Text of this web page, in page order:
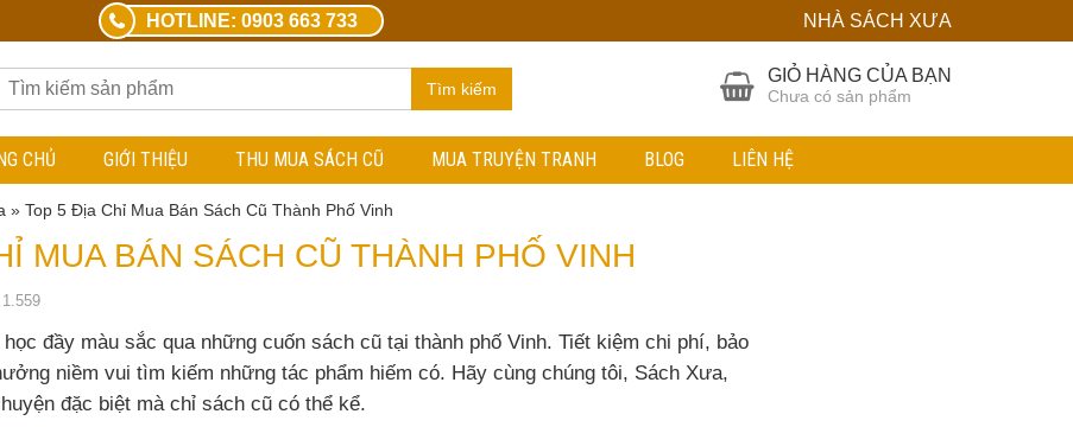
HOTLINE: 0903 663 733 NHÀ SÁCH XƯA
Tìm kiếm
GIỎ HÀNG CỦA BẠN
Chưa có sản phẩm
CHỦ GIỚI THIỆU THU MUA SÁCH CŨ MUA TRUYỆN TRANH BLOG LIÊN HỆ
» Top 5 Địa Chỉ Mua Bán Sách Cũ Thành Phố Vinh
MUA BÁN SÁCH CŨ THÀNH PHỐ VINH
1.559
đầy màu sắc qua những cuốn sách cũ tại thành phố Vinh. Tiết kiệm chi phí, bảo
niềm vui tìm kiếm những tác phẩm hiếm có. Hãy cùng chúng tôi, Sách Xưa,
đặc biệt mà chỉ sách cũ có thể kể.